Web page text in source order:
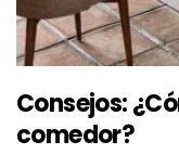
Consejos:
comedor?